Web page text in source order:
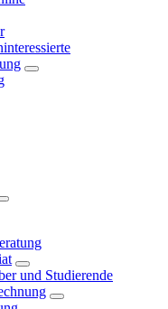
und Studierende